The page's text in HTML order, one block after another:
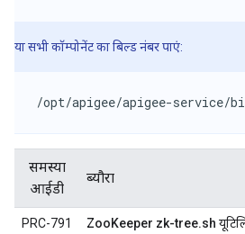
या सभी कॉम्पोनेंट का बिल्ड नंबर पाएं:
/opt/apigee/apigee-service/
समस्या
आईडी
ब्यौरा
PRC-791 ZooKeeper zk-tree.sh